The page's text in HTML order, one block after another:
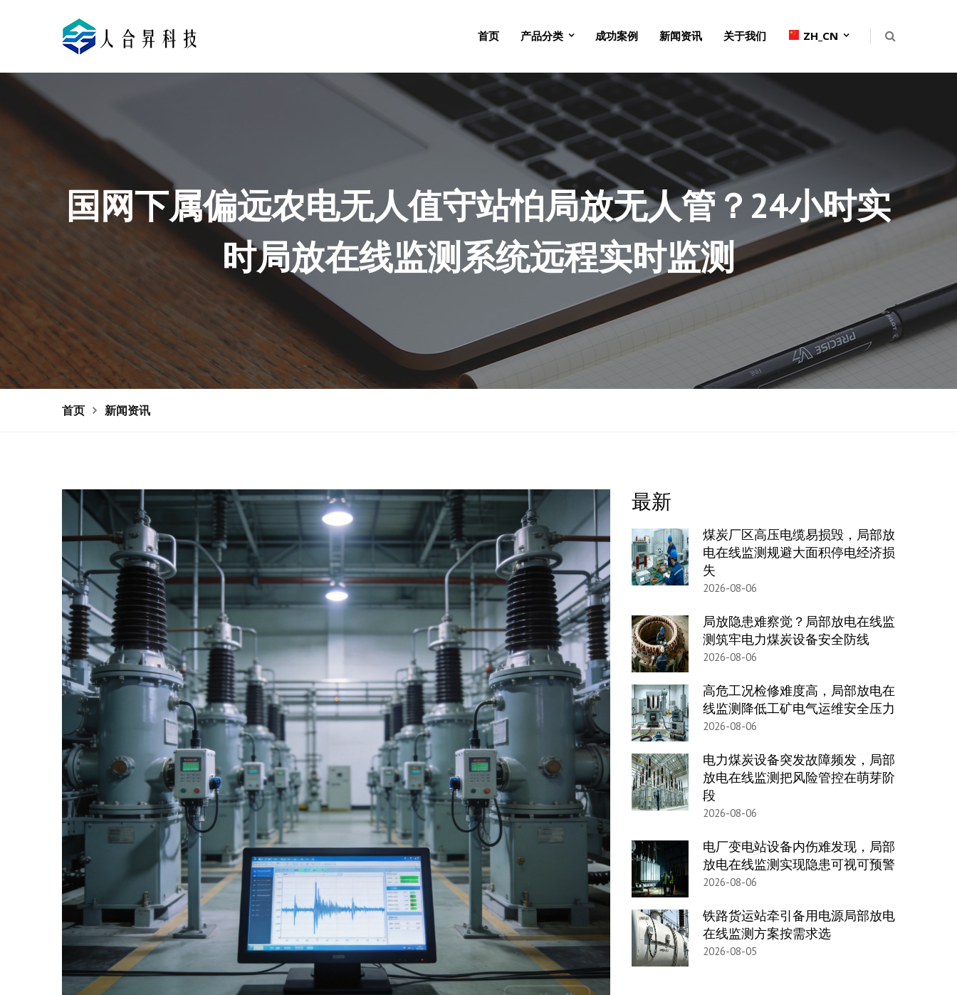
首页 产品分类 成功案例 新闻资讯 关于我们 ZH_CN
国网下属偏远农电无人值守站怕局放无人管？24小时实
时局放在线监测系统远程实时监测
首页 新闻资讯
最新
煤炭厂区高压电缆易损毁，局部放
电在线监测规避大面积停电经济损
失
2026-08-06
局放隐患难察觉？局部放电在线监
测筑牢电力煤炭设备安全防线
2026-08-06
高危工况检修难度高，局部放电在
线监测降低工矿电气运维安全压力
2026-08-06
电力煤炭设备突发故障频发，局部
放电在线监测把风险管控在萌芽阶
段
2026-08-06
电厂变电站设备内伤难发现，局部
放电在线监测实现隐患可视可预警
2026-08-06
铁路货运站牵引备用电源局部放电
在线监测方案按需求选
2026-08-05